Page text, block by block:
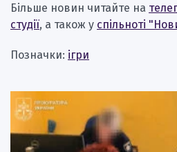
Більше новин читайте на
студії, а також у спільноті
Позначки: ігри